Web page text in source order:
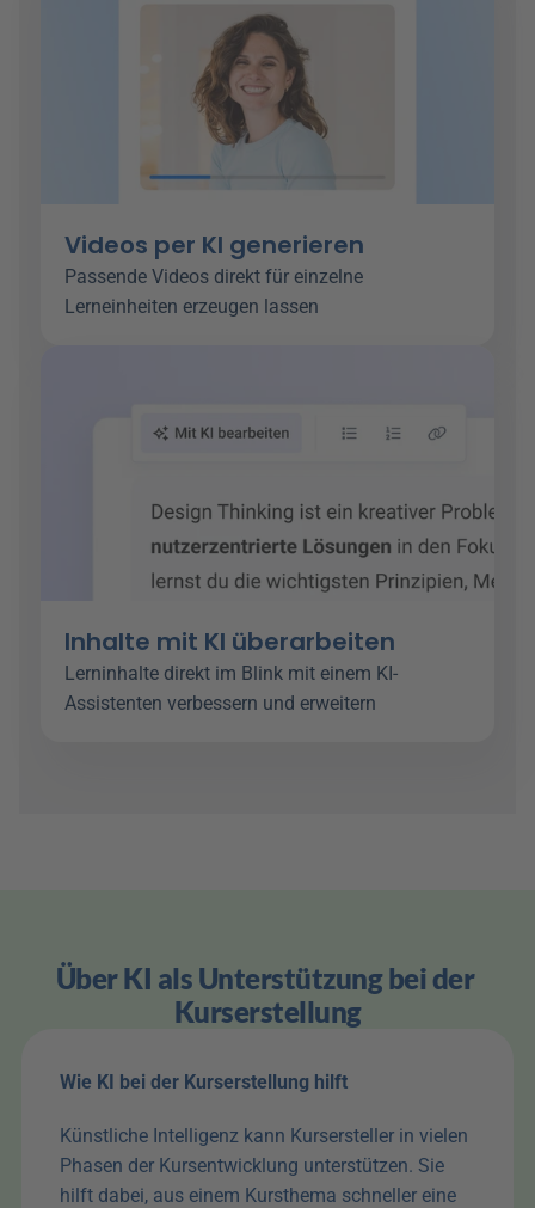
Videos per KI generieren
Passende Videos direkt für einzelne
Lerneinheiten erzeugen lassen
Inhalte mit KI überarbeiten
Lerninhalte direkt im Blink mit einem KI-
Assistenten verbessern und erweitern
Über KI als Unterstützung bei der
Kurserstellung
Wie KI bei der Kurserstellung hilft
Künstliche Intelligenz kann Kursersteller in vielen
Phasen der Kursentwicklung unterstützen. Sie
hilft dabei, aus einem Kursthema schneller eine